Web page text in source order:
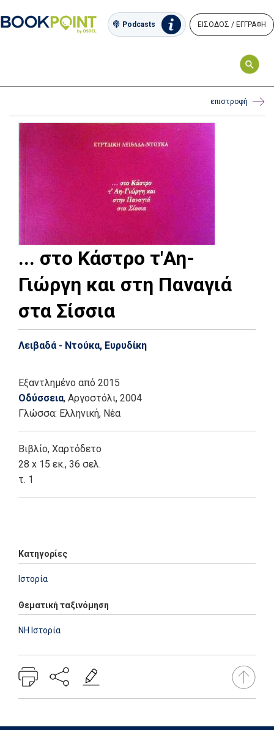
Podcasts ΕΙΣΟΔΟΣ / ΕΓΓΡΑΦΗ
επιστροφή
... στο Κάστρο τ'Αη-
Γιώργη και στη Παναγιά
στα Σίσσια
Λειβαδά - Ντούκα, Ευρυδίκη
Εξαντλημένο από 2015
Οδύσσεια, Αργοστόλι, 2004
Γλώσσα: Ελληνική, Νέα
Βιβλίο, Χαρτόδετο
28 x 15 εκ., 36 σελ.
τ. 1
Κατηγορίες
Ιστορία
Θεματική ταξινόμηση
NH Ιστορία